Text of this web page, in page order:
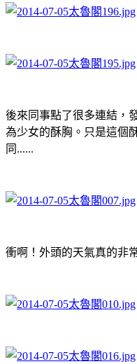
後來同事點了很多連結，
為少女的酥胸。只是這個
同......
衝啊！外頭的天氣真的非